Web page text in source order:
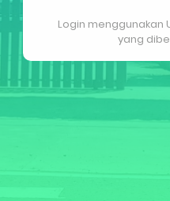
Login menggunakan
yang